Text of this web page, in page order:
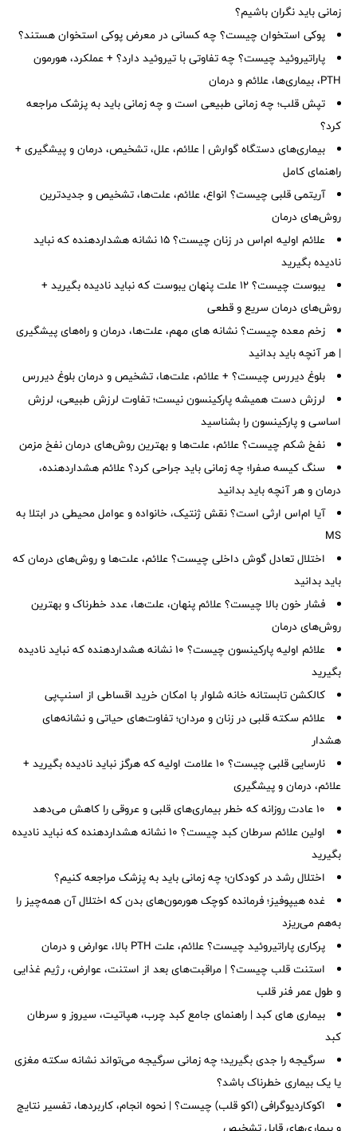
زمانی باید نگران باشیم؟
پوکی استخوان چیست؟ چه کسانی در معرض پوکی استخوان هستند؟
پاراتیروئید چیست؟ چه تفاوتی با تیروئید دارد؟ + عملکرد، هورمون
PTH، بیماری‌ها، علائم و درمان
تپش قلب؛ چه زمانی طبیعی است و چه زمانی باید به پزشک مراجعه
کرد؟
بیماری‌های دستگاه گوارش | علائم، علل، تشخیص، درمان و پیشگیری +
راهنمای کامل
آریتمی قلبی چیست؟ انواع، علائم، علت‌ها، تشخیص و جدیدترین
روش‌های درمان
علائم اولیه ام‌اس در زنان چیست؟ ۱۵ نشانه هشداردهنده که نباید
نادیده بگیرید
یبوست چیست؟ ۱۲ علت پنهان یبوست که نباید نادیده بگیرید +
روش‌های درمان سریع و قطعی
زخم معده چیست؟ نشانه های مهم، علت‌ها، درمان و راه‌های پیشگیری
| هر آنچه باید بدانید
بلوغ دیررس چیست؟ + علائم، علت‌ها، تشخیص و درمان بلوغ دیررس
لرزش دست همیشه پارکینسون نیست؛ تفاوت لرزش طبیعی، لرزش
اساسی و پارکینسون را بشناسید
نفخ شکم چیست؟ علائم، علت‌ها و بهترین روش‌های درمان نفخ مزمن
سنگ کیسه صفرا؛ چه زمانی باید جراحی کرد؟ علائم هشداردهنده،
درمان و هر آنچه باید بدانید
آیا ام‌اس ارثی است؟ نقش ژنتیک، خانواده و عوامل محیطی در ابتلا به
MS
اختلال تعادل گوش داخلی چیست؟ علائم، علت‌ها و روش‌های درمان که
باید بدانید
فشار خون بالا چیست؟ علائم پنهان، علت‌ها، عدد خطرناک و بهترین
روش‌های درمان
علائم اولیه پارکینسون چیست؟ ۱۰ نشانه هشداردهنده که نباید نادیده
بگیرید
کالکشن تابستانه خانه شلوار با امکان خرید اقساطی از اسنپ‌پی
علائم سکته قلبی در زنان و مردان؛ تفاوت‌های حیاتی و نشانه‌های
هشدار
نارسایی قلبی چیست؟ ۱۰ علامت اولیه که هرگز نباید نادیده بگیرید +
علائم، درمان و پیشگیری
۱۰ عادت روزانه که خطر بیماری‌های قلبی و عروقی را کاهش می‌دهد
اولین علائم سرطان کبد چیست؟ ۱۰ نشانه هشداردهنده که نباید نادیده
بگیرید
اختلال رشد در کودکان؛ چه زمانی باید به پزشک مراجعه کنیم؟
غده هیپوفیز؛ فرمانده کوچک هورمون‌های بدن که اختلال آن همه‌چیز را
به‌هم می‌ریزد
پرکاری پاراتیروئید چیست؟ علائم، علت PTH بالا، عوارض و درمان
استنت قلب چیست؟ | مراقبت‌های بعد از استنت، عوارض، رژیم غذایی
و طول عمر فنر قلب
بیماری های کبد | راهنمای جامع کبد چرب، هپاتیت، سیروز و سرطان
کبد
سرگیجه را جدی بگیرید؛ چه زمانی سرگیجه می‌تواند نشانه سکته مغزی
یا یک بیماری خطرناک باشد؟
اکوکاردیوگرافی (اکو قلب) چیست؟ | نحوه انجام، کاربردها، تفسیر نتایج